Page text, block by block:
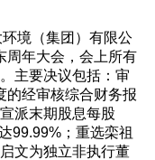
境（集团）有限公
周年大会，会上所有
主要决议包括：审
的经审核综合财务报
派末期股息每股
99.99%；重选栾祖
文为独立非执行董